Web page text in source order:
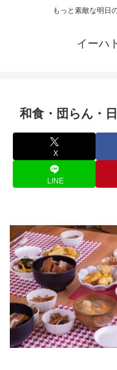
もっと素敵な明日
イーハ
和食・団らん・
X
LINE